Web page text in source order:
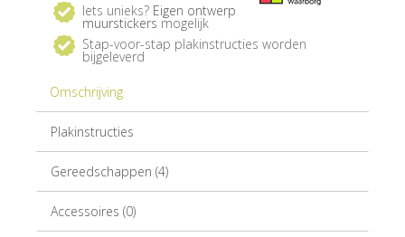
Iets unieks? Eigen ontwerp
muurstickers mogelijk
Stap-voor-stap plakinstructies worden
bijgeleverd
Omschrijving
Plakinstructies
Gereedschappen (4)
Accessoires (0)